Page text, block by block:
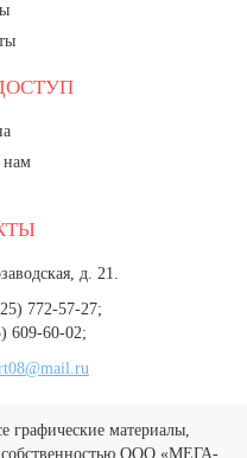
нам
д. 21.
772-57-27;
609-60-02;
материалы,
собственностью ООО «МЕГА-